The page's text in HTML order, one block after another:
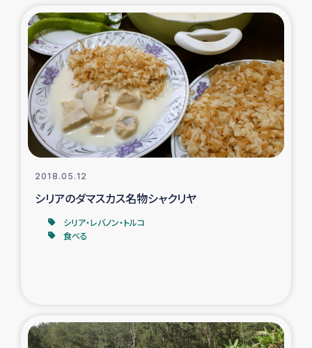
スリランカ南部洪水被災者支援
スリランカの南北女性をつなぐサリー・リサイクル・プロ
ジェクト
復興支援事業
民際教育事業
ガザ人道支援
ミャンマー緊急支援
2018.05.12
シリアのダマスカス名物シャクリヤ
シリア・レバノン・トルコ
食べる